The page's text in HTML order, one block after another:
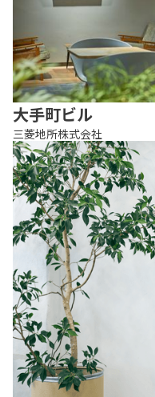
大手町ビル
三菱地所株式会社